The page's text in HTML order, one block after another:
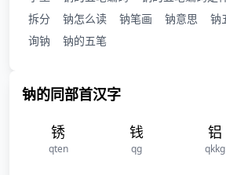
拆分
钠怎么读 钠笔画 钠意思 钠
询钠
钠的五笔
钠的同部首汉字
锈
qten
钱
qg
铝
qkkg